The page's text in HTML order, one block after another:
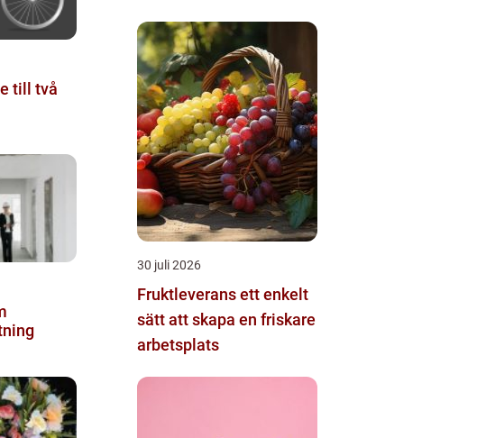
30 juli 2026
Fruktleverans ett enkelt
sätt att skapa en friskare
arbetsplats